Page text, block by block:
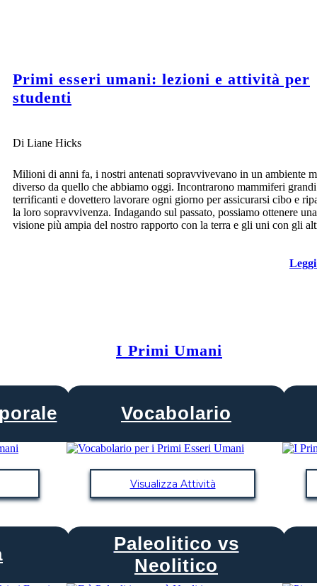
Primi esseri umani: lezioni e attività per
studenti
Di Liane Hicks
Milioni di anni fa, i nostri antenati sopravvivevano in un ambiente
diverso da quello che abbiamo oggi. Incontrarono mammiferi
terrificanti e dovettero lavorare ogni giorno per assicurarsi cibo e
la loro sopravvivenza. Indagando sul passato, possiamo ottenere una
visione più ampia del nostro rapporto con la terra e gli uni con gli
I Primi Umani
Vocabolario
Visualizza Attività
Paleolitico vs
Neolitico